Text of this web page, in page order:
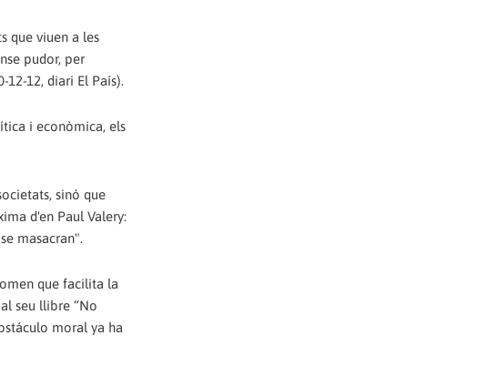
que viuen a les
pudor, per
12, diari El País).
i econòmica, els
sinó que
d'en Paul Valery:
masacran".
que facilita la
seu llibre “No
moral ya ha